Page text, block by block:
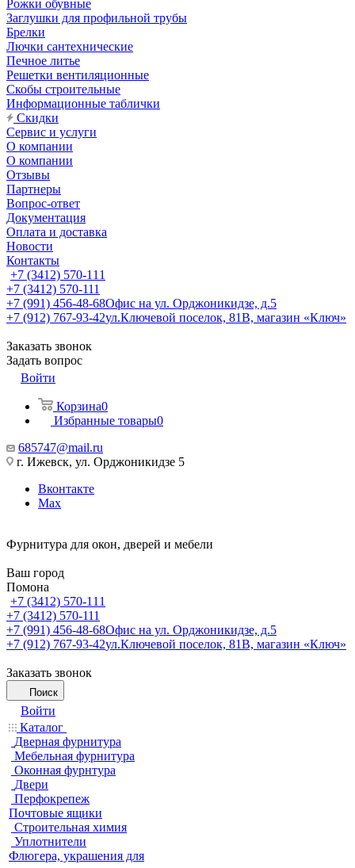
Рожки обувные
Заглушки для профильной трубы
Брелки
Лючки сантехнические
Печное литье
Решетки вентиляционные
Скобы строительные
Информационные таблички
Скидки
Сервис и услуги
О компании
О компании
Отзывы
Партнеры
Вопрос-ответ
Документация
Оплата и доставка
Новости
Контакты
+7 (3412) 570-111
+7 (3412) 570-111
+7 (991) 456-48-68Офис на ул. Орджоникидзе, д.5
+7 (912) 767-93-42ул.Ключевой поселок, 81В, магазин «Ключ»
Заказать звонок
Задать вопрос
Войти
Корзина0
Избранные товары0
685747@mail.ru
г. Ижевск, ул. Орджоникидзе 5
Вконтакте
Max
Фурнитура для окон, дверей и мебели
Ваш город
Помона
+7 (3412) 570-111
+7 (3412) 570-111
+7 (991) 456-48-68Офис на ул. Орджоникидзе, д.5
+7 (912) 767-93-42ул.Ключевой поселок, 81В, магазин «Ключ»
Заказать звонок
Поиск
Войти
Каталог
Дверная фурнитура
Мебельная фурнитура
Оконная фурнтура
Двери
Перфокрепеж
Почтовые ящики
Строительная химия
Уплотнители
Флюгера, украшения для